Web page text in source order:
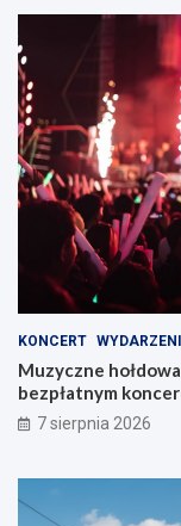
KONCERT
Muzyczne
bezpłatnym
7 sierpnia 2026